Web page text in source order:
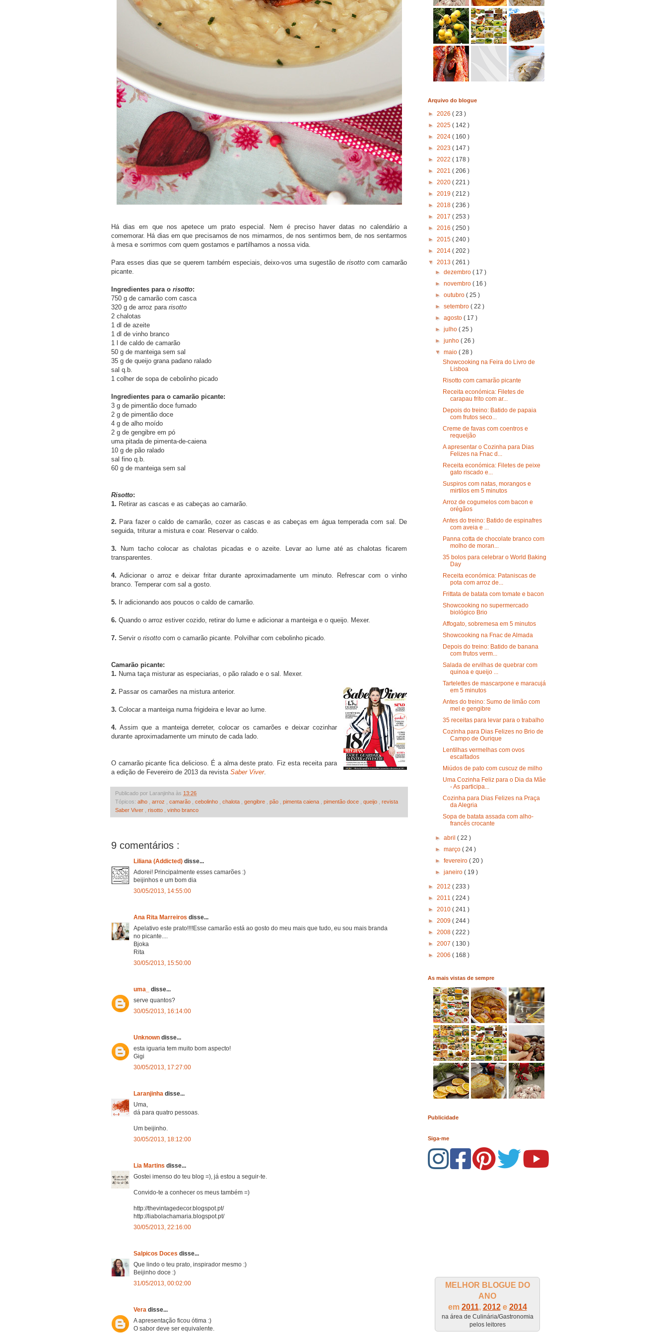
Há dias em que nos apetece um prato especial. Nem é preciso haver datas no calendário a
comemorar. Há dias em que precisamos de nos mimarmos, de nos sentirmos bem, de nos sentarmos
à mesa e sorrirmos com quem gostamos e partilhamos a nossa vida.
Para esses dias que se querem também especiais, deixo-vos uma sugestão derisotto com camarão
picante.
Ingredientes para o risotto:
750 g de camarão com casca
320 g de arroz para risotto
2 chalotas
1 dl de azeite
1 dl de vinho branco
1 l de caldo de camarão
50 g de manteiga sem sal
35 g de queijo grana padano ralado
sal q.b.
1 colher de sopa de cebolinho picado
Ingredientes para o camarão picante:
3 g de pimentão doce fumado
2 g de pimentão doce
4 g de alho moído
2 g de gengibre em pó
uma pitada de pimenta-de-caiena
10 g de pão ralado
sal fino q.b.
60 g de manteiga sem sal
Risotto:
1. Retirar as cascas e as cabeças ao camarão.
2. Para fazer o caldo de camarão, cozer as cascas e as cabeças em água temperada com sal. De
seguida, triturar a mistura e coar. Reservar o caldo.
3. Num tacho colocar as chalotas picadas e o azeite. Levar ao lume até as chalotas ficarem
transparentes.
4. Adicionar o arroz e deixar fritar durante aproximadamente um minuto. Refrescar com o vinho
branco. Temperar com sal a gosto.
5. Ir adicionando aos poucos o caldo de camarão.
6. Quando o arroz estiver cozido, retirar do lume e adicionar a manteiga e o queijo. Mexer.
7. Servir o risotto com o camarão picante. Polvilhar com cebolinho picado.
Camarão picante:
1. Numa taça misturar as especiarias, o pão ralado e o sal. Mexer.
2. Passar os camarões na mistura anterior.
3. Colocar a manteiga numa frigideira e levar ao lume.
4. Assim que a manteiga derreter, colocar os camarões e deixar cozinhar
durante aproximadamente um minuto de cada lado.
O camarão picante fica delicioso. É a alma deste prato. Fiz esta receita para
a edição de Fevereiro de 2013 da revista Saber Viver.
Publicado por Laranjinha às 13:26
Tópicos: alho arroz camarão cebolinho chalota gengibre pão pimenta caiena pimentão doce queijo
revista
Saber Viver
risotto vinho branco
9 comentários :
Liliana (Addicted) disse...
Adorei! Principalmente esses camarões :)
beijinhos e um bom dia
30/05/2013, 14:55:00
Ana Rita Marreiros disse...
Apelativo este prato!!!!Esse camarão está ao gosto do meu mais que tudo, eu sou mais branda
no picante....
Bjoka
Rita
30/05/2013, 15:50:00
uma_ disse...
serve quantos?
30/05/2013, 16:14:00
Unknown disse...
esta iguaria tem muito bom aspecto!
Gigi
30/05/2013, 17:27:00
Laranjinha disse...
Uma,
dá para quatro pessoas.
Um beijinho.
30/05/2013, 18:12:00
Lia Martins disse...
Gostei imenso do teu blog =), já estou a seguir-te.
Convido-te a conhecer os meus também =)
http://thevintagedecor.blogspot.pt/
http://liabolachamaria.blogspot.pt/
30/05/2013, 22:16:00
Salpicos Doces disse...
Que lindo o teu prato, inspirador mesmo :)
Beijinho doce :)
31/05/2013, 00:02:00
Vera disse...
A apresentação ficou ótima :)
O sabor deve ser equivalente.
Arquivo do blogue
► 2026 ( 23 )
► 2025 ( 142 )
► 2024 ( 160 )
► 2023 ( 147 )
► 2022 ( 178 )
► 2021 ( 206 )
► 2020 ( 221 )
► 2019 ( 212 )
► 2018 ( 236 )
► 2017 ( 253 )
► 2016 ( 250 )
► 2015 ( 240 )
► 2014 ( 202 )
▼ 2013 ( 261 )
►dezembro( 17 )
►novembro( 16 )
►outubro( 25 )
►setembro( 22 )
►agosto( 17 )
►julho( 25 )
►junho( 26 )
▼maio( 28 )
Showcooking na Feira do Livro de
Lisboa
Risotto com camarão picante
Receita económica: Filetes de
carapau frito com ar...
Depois do treino: Batido de papaia
com frutos seco...
Creme de favas com coentros e
requeijão
A apresentar o Cozinha para Dias
Felizes na Fnac d...
Receita económica: Filetes de peixe
gato riscado e...
Suspiros com natas, morangos e
mirtilos em 5 minutos
Arroz de cogumelos com bacon e
orégãos
Antes do treino: Batido de espinafres
com aveia e ...
Panna cotta de chocolate branco com
molho de moran...
35 bolos para celebrar o World Baking
Day
Receita económica: Pataniscas de
pota com arroz de...
Frittata de batata com tomate e bacon
Showcooking no supermercado
biológico Brio
Affogato, sobremesa em 5 minutos
Showcooking na Fnac de Almada
Depois do treino: Batido de banana
com frutos verm...
Salada de ervilhas de quebrar com
quinoa e queijo ...
Tartelettes de mascarpone e maracujá
em 5 minutos
Antes do treino: Sumo de limão com
mel e gengibre
35 receitas para levar para o trabalho
Cozinha para Dias Felizes no Brio de
Campo de Ourique
Lentilhas vermelhas com ovos
escalfados
Miúdos de pato com cuscuz de milho
Uma Cozinha Feliz para o Dia da Mãe
- As participa...
Cozinha para Dias Felizes na Praça
da Alegria
Sopa de batata assada com alho-
francês crocante
►abril( 22 )
►março( 24 )
►fevereiro( 20 )
►janeiro( 19 )
► 2012 ( 233 )
► 2011 ( 224 )
► 2010 ( 241 )
► 2009 ( 244 )
► 2008 ( 222 )
► 2007 ( 130 )
► 2006 ( 168 )
As mais vistas de sempre
Publicidade
Siga-me
MELHOR BLOGUE DO
ANO
em 2011, 2012e 2014
na área de Culinária/Gastronomia
pelos leitores